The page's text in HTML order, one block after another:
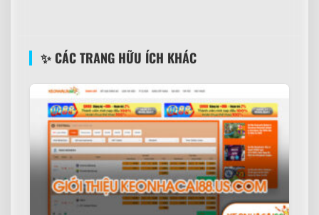
✨ CÁC TRANG HỮU ÍCH KHÁC